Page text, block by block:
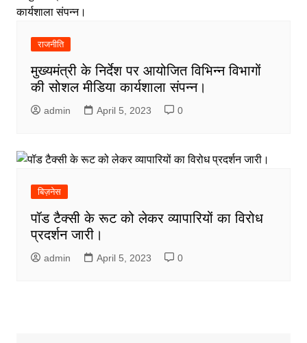
राजनीति
मुख्यमंत्री के निर्देश पर आयोजित विभिन्न विभागों
की सोशल मीडिया कार्यशाला संपन्न।
admin April 5, 2023 0
बिज़नेस
पॉड टैक्सी के रूट को लेकर व्यापारियों का विरोध
प्रदर्शन जारी।
admin April 5, 2023 0